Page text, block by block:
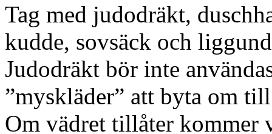
Tag med judodräkt,
kudde, sovsäck och
Judodräkt bör inte
”myskläder” att byta om
Om vädret tillåter kommer